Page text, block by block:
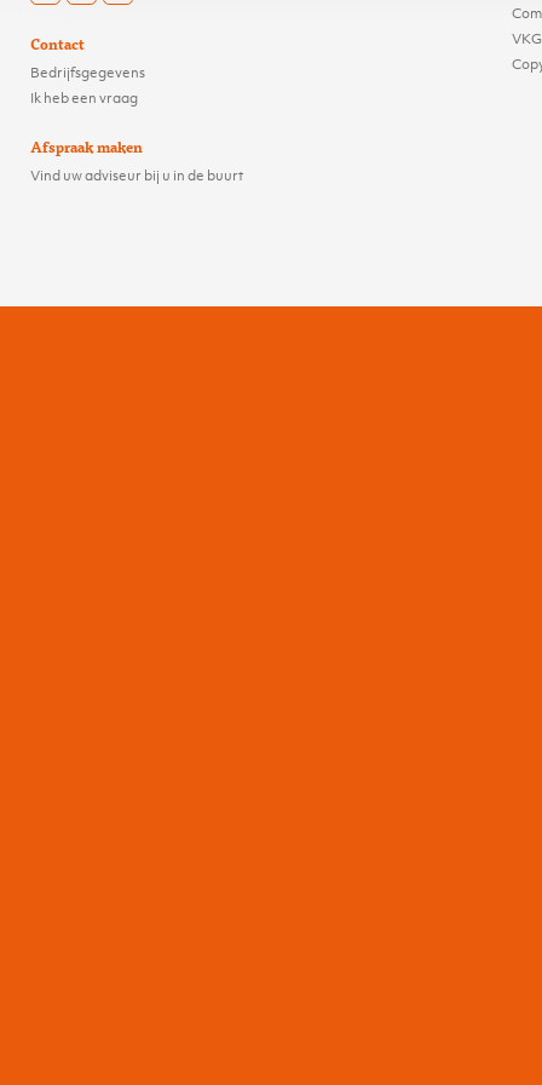
Contact
Bedrijfsgegevens
Ik heb een vraag
Afspraak maken
Vind uw adviseur bij u in de buurt